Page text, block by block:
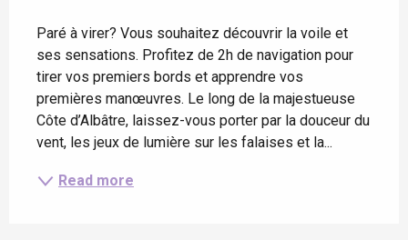
Paré à virer? Vous souhaitez découvrir la voile et
ses sensations. Profitez de 2h de navigation pour
tirer vos premiers bords et apprendre vos
premières manœuvres. Le long de la majestueuse
Côte d’Albâtre, laissez-vous porter par la douceur du
vent, les jeux de lumière sur les falaises et la...
Read more